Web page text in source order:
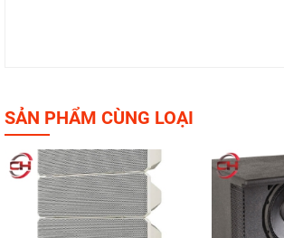
SẢN PHẨM CÙNG LOẠI